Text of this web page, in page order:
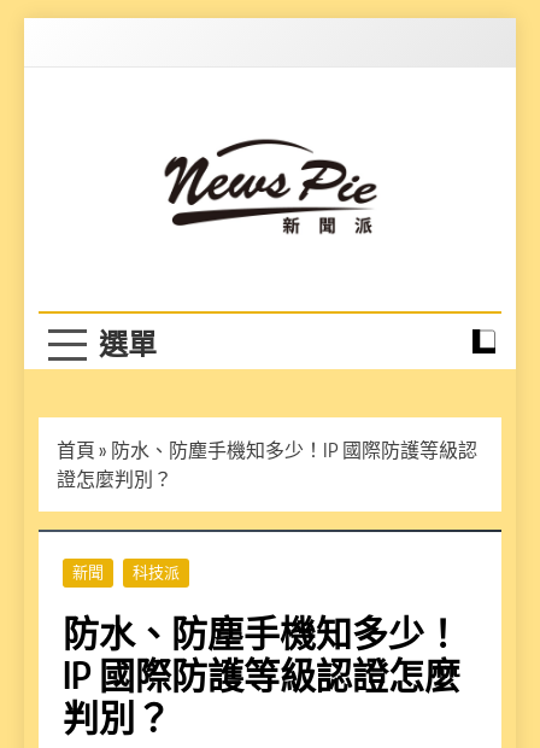
首頁 » 防水、防塵手機知多少！IP 國際防護等級認
證怎麼判別？
新聞 科技派
防水、防塵手機知多少！
IP 國際防護等級認證怎麼
判別？